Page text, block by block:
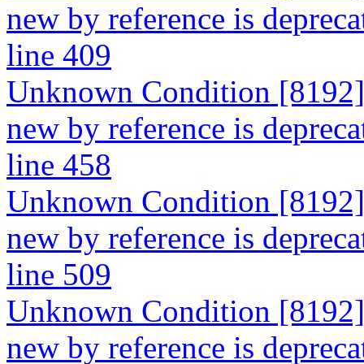
new by reference is
line 409
Unknown Condition
new by reference is
line 458
Unknown Condition
new by reference is
line 509
Unknown Condition
new by reference is